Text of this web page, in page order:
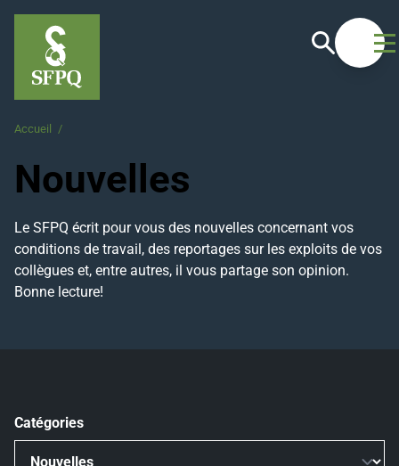
Recherche
Accueil /
Nouvelles
Le SFPQ écrit pour vous des nouvelles concernant vos
conditions de travail, des reportages sur les exploits de vos
collègues et, entre autres, il vous partage son opinion.
Bonne lecture!
Catégories